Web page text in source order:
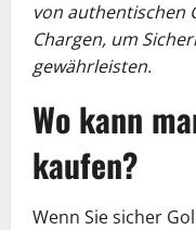
von authentischen
Chargen, um
gewährleisten.
Wo kann
kaufen?
Wenn Sie sicher